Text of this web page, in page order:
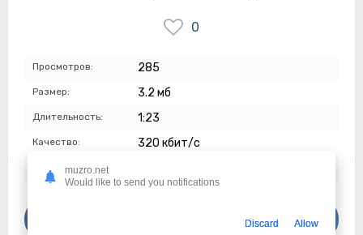
0
Просмотров: 285
Размер: 3.2 мб
Длительность: 1:23
Качество: 320 кбит/с
FORTUNA 812, daweed - Project999
muzro.net
Would like to send you notifications
Discard Allow